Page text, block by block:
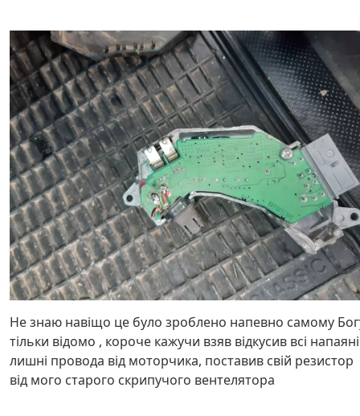
Не знаю навіщо це було зроблено напевно самому
тільки відомо , короче кажучи взяв відкусив всі напаяні
лишні провода від моторчика, поставив свій резистор
від мого старого скрипучого вентелятора